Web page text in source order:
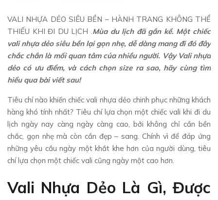
VALI NHỰA DẺO SIÊU BỀN – HÀNH TRANG KHÔNG THỂ
THIẾU KHI ĐI DU LỊCH .Mùa du lịch đã gần kề. Một chiếc
vali nhựa dẻo siêu bền lại gọn nhẹ, dễ dàng mang đi đó đây
chắc chắn là mối quan tâm của nhiều người. Vậy Vali nhựa
dẻo có ưu điểm, và cách chọn size ra sao, hãy cùng tìm
hiểu qua bài viết sau!
Tiêu chí nào khiến chiếc vali nhựa dẻo chinh phục những khách
hàng khó tính nhất? Tiêu chí lựa chọn một chiếc vali khi đi du
lịch ngày nay càng ngày càng cao, bởi không chỉ cần bền
chắc, gọn nhẹ mà còn cần đẹp – sang. Chính vì để đáp ứng
những yêu cầu ngày một khắt khe hơn của người dùng, tiêu
chí lựa chọn một chiếc vali cũng ngày một cao hơn.
Vali Nhựa Dẻo Là Gì, Được